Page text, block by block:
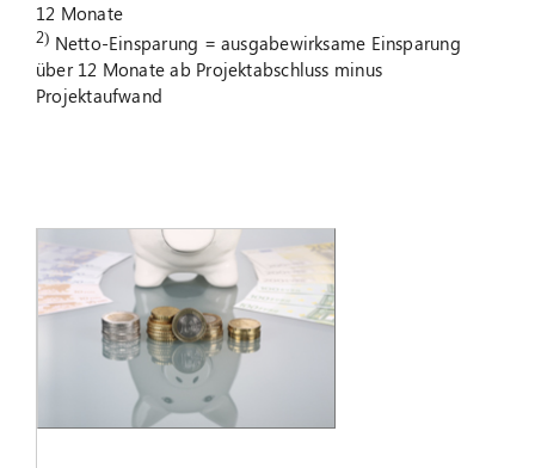
12 Monate
2) Netto-Einsparung = ausgabewirksame Einsparung
über 12 Monate ab Projektabschluss minus
Projektaufwand